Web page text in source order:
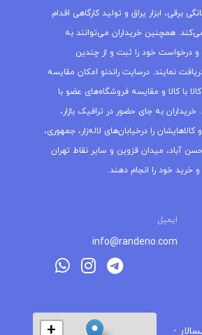
برقی، ابزار یراق و تولید کارگاهی اقدام
همچنین خریداران می‌توانند به
و درخواست خود را ثبت و از چندین
نمایند. درسایت راندنو امکان مقایسه
با کالا و مقایسه فروشگاه‌های عضو با
به جای حضور در ترافیک بازار،
را درخیابان‌های لاله‌زار، جمهوری،
آباد، میدان قزوین و سایر نقاط تهران
خرید خود را انجام دهند.
ایمیل
info@randeno.com
-